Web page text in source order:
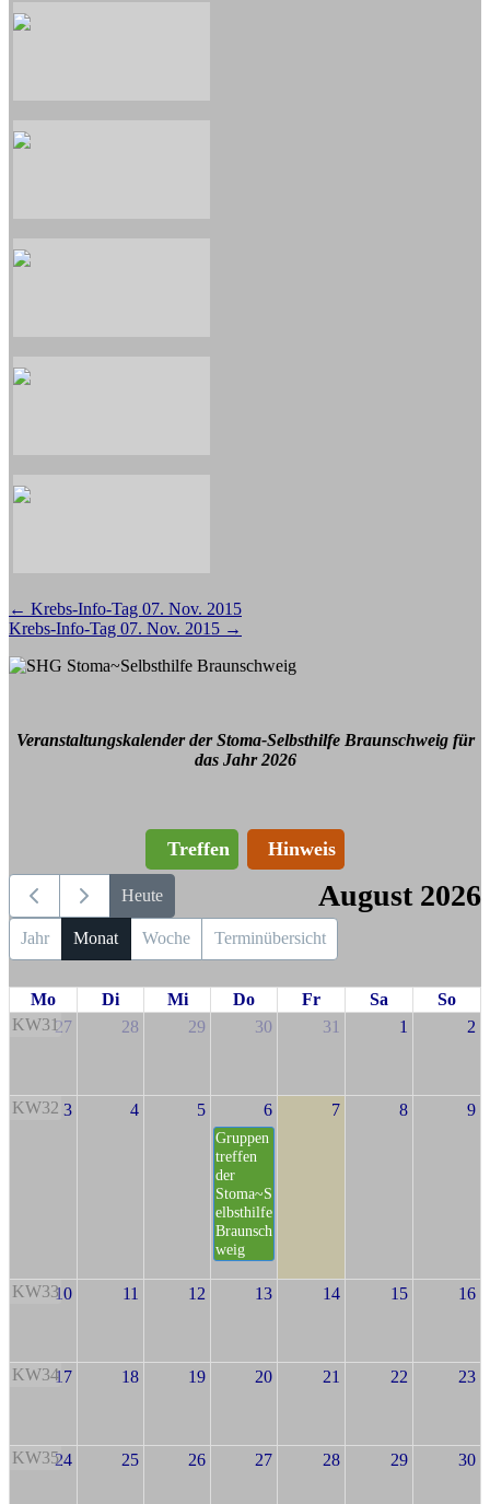
Beitragsnavigation
← Krebs-Info-Tag 07. Nov. 2015
Krebs-Info-Tag 07. Nov. 2015 →
Veranstaltungskalender der Stoma-Selbsthilfe Braunschweig für
das Jahr 2026
Treffen Hinweis
Heute August 2026
Jahr Monat Woche Terminübersicht
Mo Di Mi Do Fr Sa
So
KW3127 28 29 30 31 1 2
KW32 3 4 5 6
Gruppen
treffen
der
Stoma~S
elbsthilfe
Braunsch
weig
7 8 9
KW3310 11 12 13 14 15 16
KW3417 18 19 20 21 22 23
KW3524 25 26 27 28 29 30